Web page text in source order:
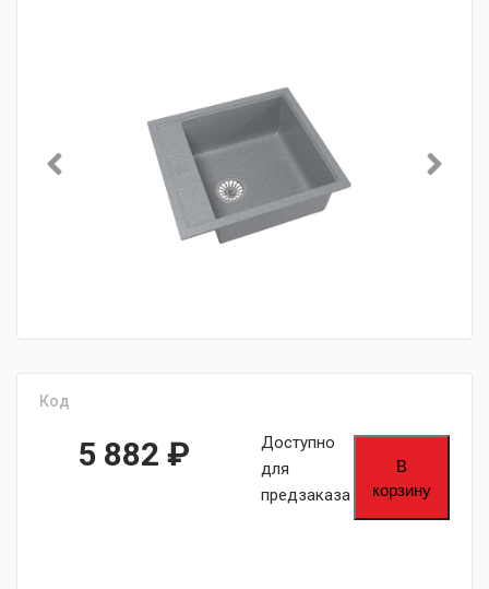
Код
5 882 ₽
Доступно
для
предзаказа
В
корзину